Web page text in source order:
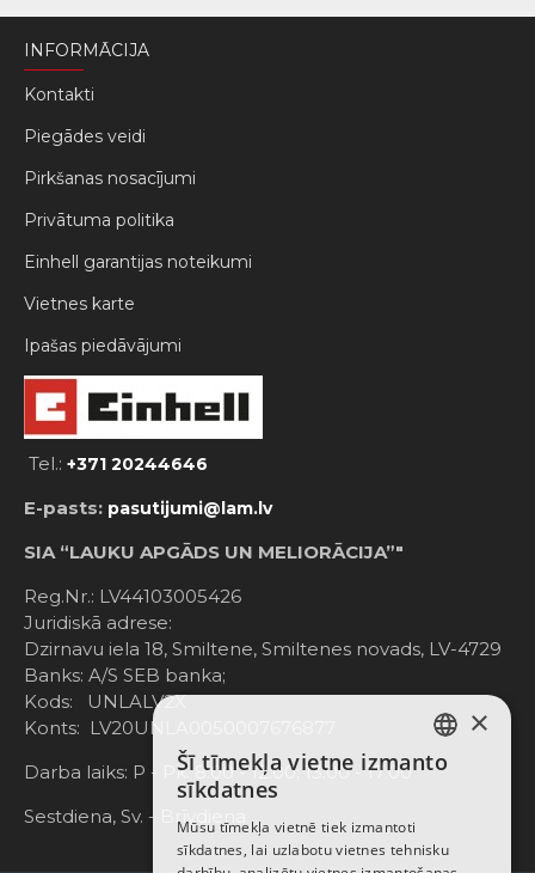
INFORMĀCIJA
Kontakti
Piegādes veidi
Pirkšanas nosacījumi
Privātuma politika
Einhell garantijas noteikumi
Vietnes karte
Ipašas piedāvājumi
Tel.: +371 20244646
E-pasts: pasutijumi@lam.lv
SIA “LAUKU APGĀDS UN MELIORĀCIJA”"
Reg.Nr.: LV44103005426
Juridiskā adrese:
Dzirnavu iela 18, Smiltene, Smiltenes novads, LV-4729
Banks: A/S SEB banka;
Kods: UNLALV2X
Konts: LV20UNLA0050007676877
Darba laiks: P - Pk. 8:00 - 12:00; 13:00 - 17:00
Sestdiena, Sv. - Brīvdiena
LATVIAN
ENGLISH
×
Šī tīmekļa vietne izmanto
sīkdatnes
Mūsu tīmekļa vietnē tiek izmantoti
sīkdatnes, lai uzlabotu vietnes tehnisku